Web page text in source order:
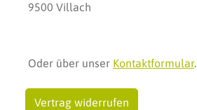
9500 Villach
Oder über unser Kontaktformular.
Vertrag widerrufen